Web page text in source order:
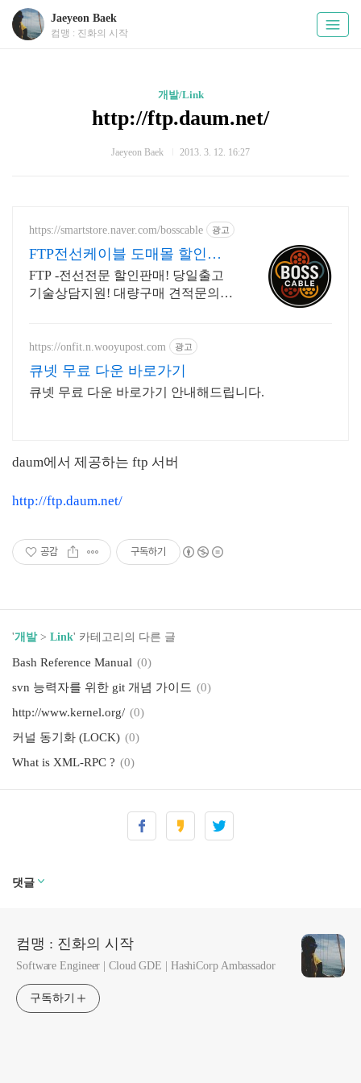
Jaeyeon Baek
컴맹 : 진화의 시작
개발/Link
http://ftp.daum.net/
Jaeyeon Baek 2013. 3. 12. 16:27
https://smartstore.naver.com/bosscable 광고
FTP전선케이블 도매몰 할인판
매 컷팅판매 오늘출발
FTP -전선전문 할인판매! 당일출고
기술상담지원! 대량구매 견적문의
매하세요
https://onfit.n.wooyupost.com 광고
큐넷 무료 다운 바로가기
큐넷 무료 다운 바로가기 안내해드립니다.
daum에서 제공하는 ftp 서버
http://ftp.daum.net/
공감 구독하기
'개발> Link' 카테고리의 다른 글
Bash Reference Manual (0)
svn 능력자를 위한 git 개념 가이드 (0)
http://www.kernel.org/ (0)
커널 동기화 (LOCK) (0)
What is XML-RPC ? (0)
댓글
컴맹 : 진화의 시작
Software Engineer | Cloud GDE | HashiCorp Ambassador
구독하기